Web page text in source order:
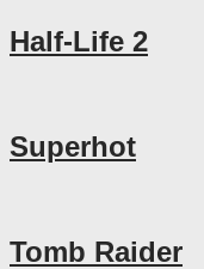
Half-Life 2
Superhot
Tomb Raider